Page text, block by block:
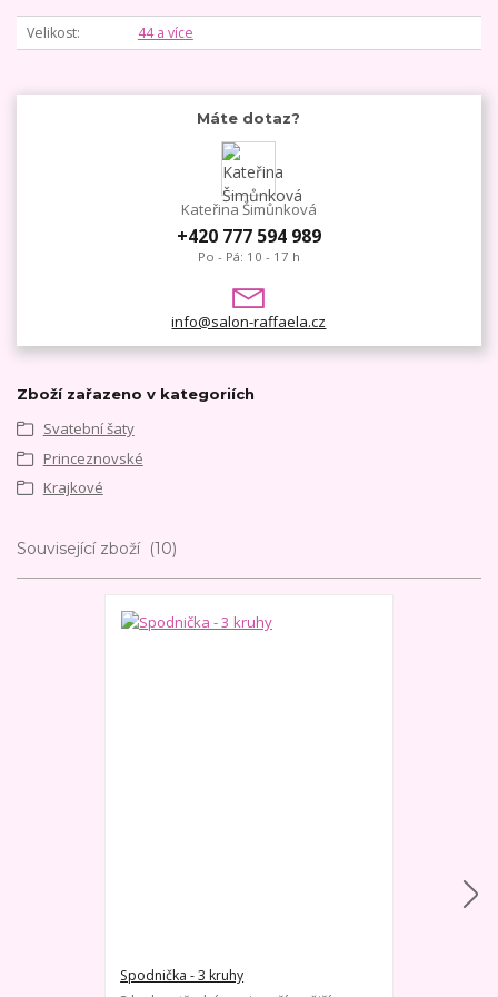
Velikost 44 a více
Máte dotaz?
Kateřina Šimůnková
+420 777 594 989
Po - Pá: 10 - 17 h
info@salon-raffaela.cz
Zboží zařazeno v kategoriích
Svatební šaty
Princeznovské
Krajkové
Související zboží 10
Spodnička - 3 kruhy